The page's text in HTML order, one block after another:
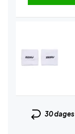
30 dages